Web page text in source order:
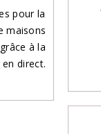
pour la
maisons
à la
direct.